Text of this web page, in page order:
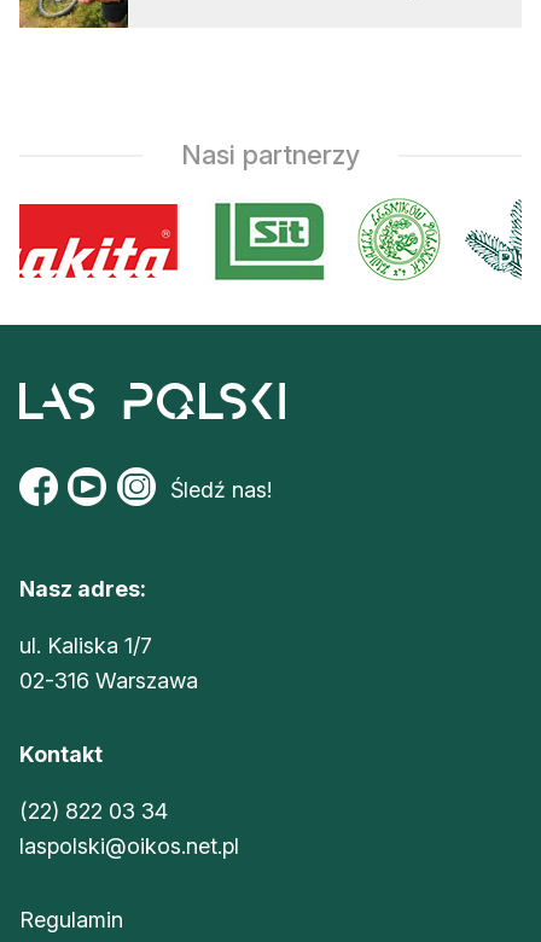
Nasi partnerzy
Śledź nas!
Nasz adres:
ul. Kaliska 1/7
02-316 Warszawa
Kontakt
(22) 822 03 34
laspolski@oikos.net.pl
Regulamin